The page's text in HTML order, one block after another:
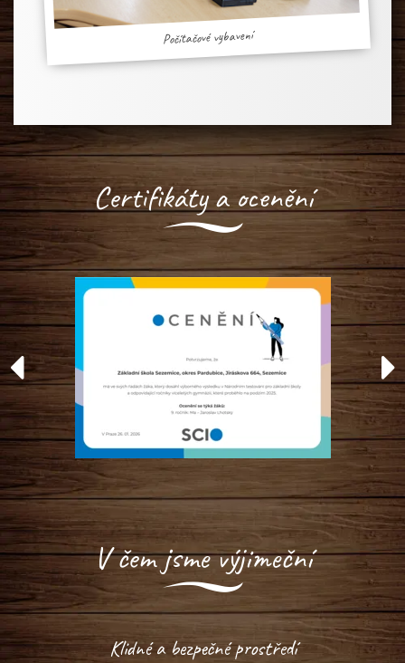
Počítačové vybavení
Certifikáty a ocenění
Předchozí
V čem jsme výjimeční
Klidné a bezpečné prostředí